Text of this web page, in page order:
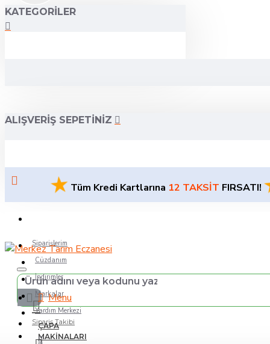
KATEGORILER
ALIŞVERIŞ SEPETINIZ
Tüm Kredi Kartlarına12 TAKSİTFIRSATI!★
Siparişlerim
Cüzdanım
İndirimler
Markalar
Yardım Merkezi
Sipariş Takibi
Menu
ÇAPA
MAKINALARI